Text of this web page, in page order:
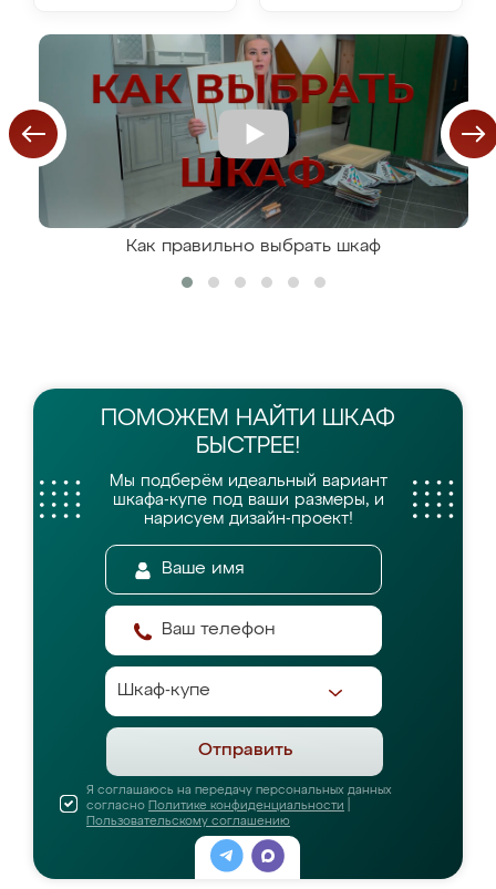
Как правильно выбрать шкаф
ПОМОЖЕМ НАЙТИ ШКАФ
БЫСТРЕЕ!
Мы подберём идеальный вариант
шкафа-купе под ваши размеры, и
нарисуем дизайн-проект!
Отправить
Я соглашаюсь на передачу персональных данных
согласно Политике конфиденциальности
Пользовательскому соглашению